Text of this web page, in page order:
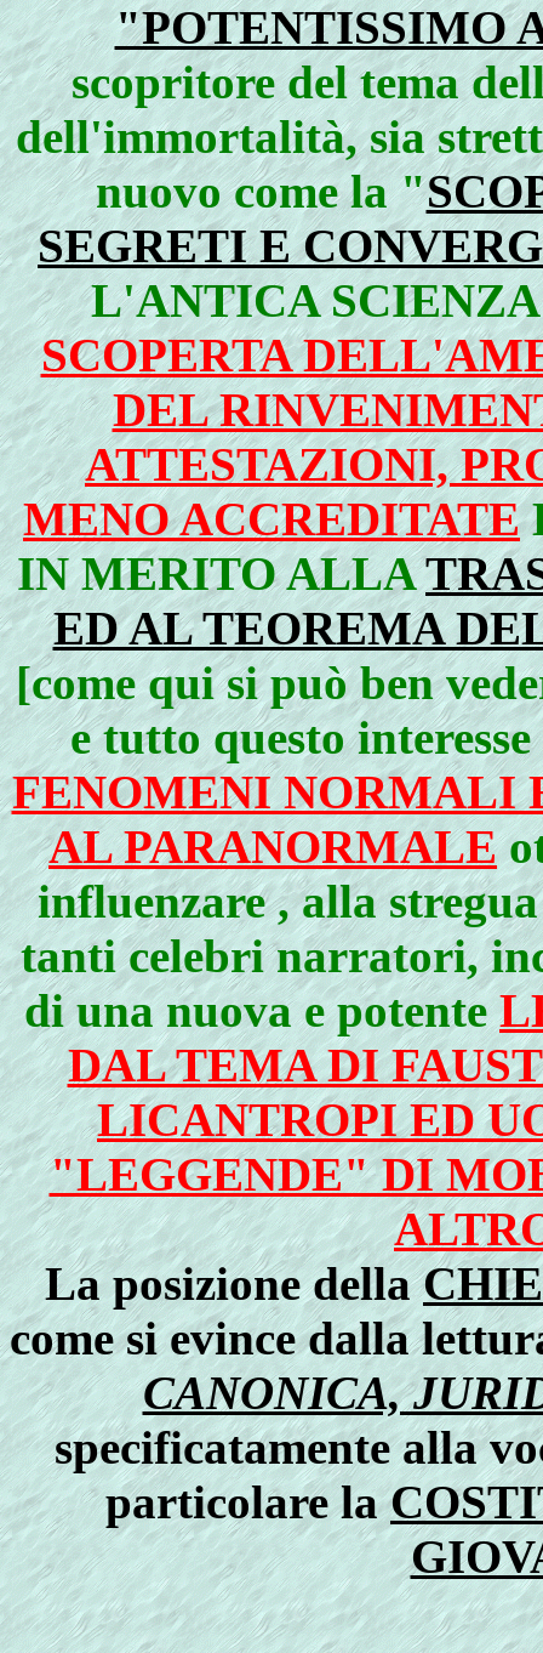
"POTENTISSIMO
scopritore del tema
dell'immortalità, sia
nuovo come la "
SEGRETI E
L'ANTICA
SCOPERTA
DEL
ATTESTAZIONI,
MENO ACCREDITATE
IN MERITO ALLA
ED AL TEOREMA
[come qui si può ben
e tutto questo
FENOMENI NORMALI
AL PARANORMALE
influenzare , alla
tanti celebri narratori,
di una nuova e potente
DAL TEMA DI
LICANTROPI ED
"LEGGENDE" DI
La posizione della
come si evince dalla
CANONICA,
specificatamente alla
particolare la